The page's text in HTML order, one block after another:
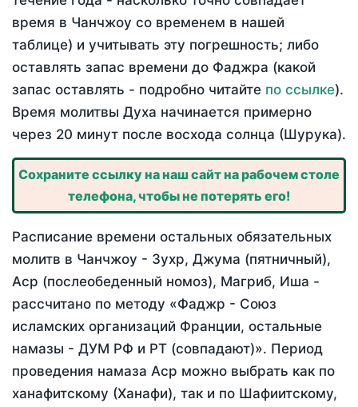
время в Чанчжоу со временем в нашей
таблице) и учитывать эту погрешность; либо
оставлять запас времени до Фаджра (какой
запас оставлять - подробно читайте по ссылке).
Время молитвы Духа начинается примерно
через 20 минут после восхода солнца (Шурука).
Сохраните ссылку на наш сайт на рабочем столе
телефона, чтобы не потерять его!
Расписание времени остальных обязательных
молитв в Чанчжоу - Зухр, Джума (пятничный),
Аср (послеобеденный номоз), Магриб, Иша -
рассчитано по методу «Фаджр - Союз
исламских организаций Франции, остальные
намазы - ДУМ РФ и РТ (совпадают)». Период
проведения намаза Аср можно выбрать как по
ханафитскому (Ханафи), так и по Шафиитскому,